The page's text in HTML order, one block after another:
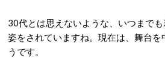
30代とは思えないような、いつまで
姿をされていますね。現在は、舞台を
うです。